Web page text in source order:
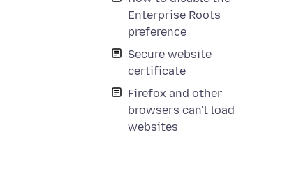
Enterprise Roots
preference
Secure website
certificate
Firefox and other
browsers can't load
websites